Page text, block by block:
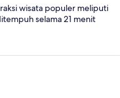
wisata populer meliputi
selama 21 menit